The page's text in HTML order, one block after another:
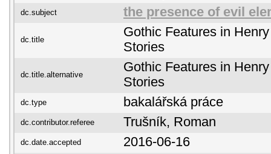
dc.subject the presence of evil
dc.title
Gothic Features in
Stories
dc.title.alternative
Gothic Features in
Stories
dc.type bakalářská práce
dc.contributor.referee Trušník, Roman
dc.date.accepted 2016-06-16